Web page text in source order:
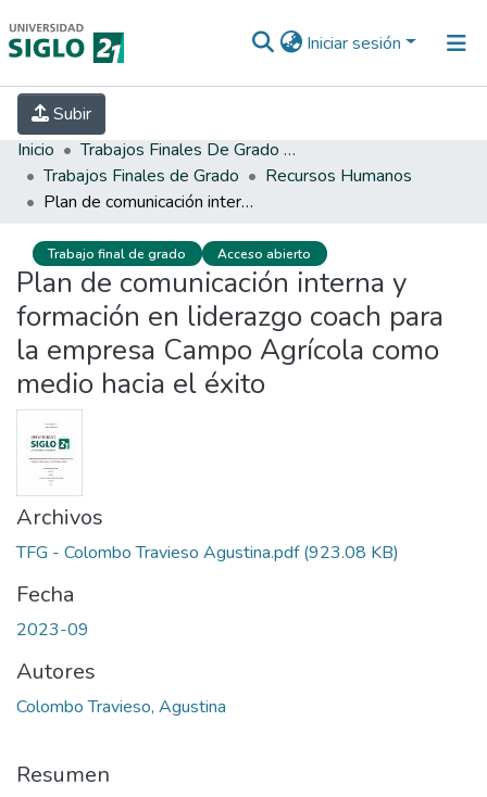
Iniciar sesión
Subir
INICIO EBOOK21
INVESTIGACIÓN
Inicio
Trabajos Finales De Grado Y Posgrado
Trabajos Finales de Grado
Recursos Humanos
Plan de comunicación interna y formación en liderazgo coach para la empresa Campo Agrícola como medio hacia el éxito
Trabajo final de grado Acceso abierto
Plan de comunicación interna y
formación en liderazgo coach para
la empresa Campo Agrícola como
medio hacia el éxito
Archivos
TFG - Colombo Travieso Agustina.pdf(923.08 KB)
Fecha
2023-09
Autores
Colombo Travieso, Agustina
Resumen